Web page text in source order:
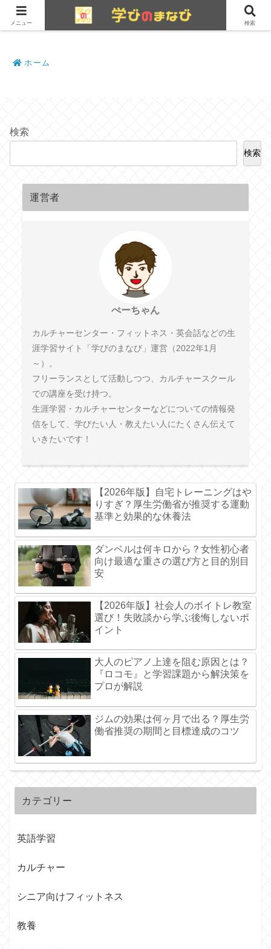
ホーム
検索
検索
運営者
ぺーちゃん
カルチャーセンター・フィットネス・英会話などの生
涯学習サイト「学びのまなび」運営（2022年1月
～）。
フリーランスとして活動しつつ、カルチャースクール
での講座を受け持つ。
生涯学習・カルチャーセンターなどについての情報発
信をして、学びたい人・教えたい人にたくさん伝えて
いきたいです！
【2026年版】自宅トレーニングはや
りすぎ？厚生労働省が推奨する運動
基準と効果的な休養法
ダンベルは何キロから？女性初心者
向け最適な重さの選び方と目的別目
安
【2026年版】社会人のボイトレ教室
選び！失敗談から学ぶ後悔しないポ
イント
大人のピアノ上達を阻む原因とは？
『ロコモ』と学習課題から解決策を
プロが解説
ジムの効果は何ヶ月で出る？厚生労
働省推奨の期間と目標達成のコツ
カテゴリー
英語学習
カルチャー
シニア向けフィットネス
教養
メニュー 検索